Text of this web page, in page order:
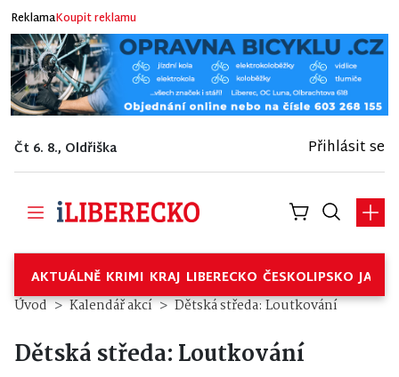
ReklamaKoupit reklamu
Čt 6. 8., Oldřiška Přihlásit se
AKTUÁLNĚ KRIMI KRAJ LIBERECKO ČESKOLIPSKO
Úvod Kalendář akcí Dětská středa: Loutkování
Dětská středa: Loutkování